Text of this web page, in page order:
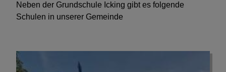
Hilfe in Notlagen
Neben der Grundschule Icking gibt es folgende
Schulen in unserer Gemeinde